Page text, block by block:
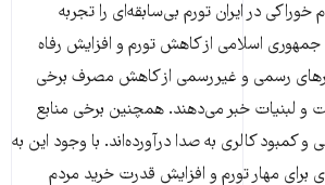
در ایران تورم بی‌سابقه‌ای را تجربه
جمهوری اسلامی از کاهش تورم و افزایش رفاه
رسمی و غیررسمی از کاهش مصرف برخی
و لبنیات خبر می‌دهند. همچنین برخی منابع
و کمبود کالری به صدا درآورده‌اند. با وجود این به
برای مهار تورم و افزایش قدرت خرید مردم